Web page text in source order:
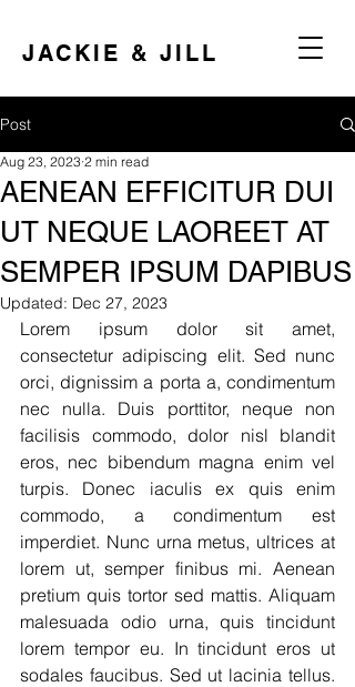
JACKIE & JILL
Post
AENEAN EFFICITUR DUI
UT NEQUE LAOREET AT
SEMPER IPSUM DAPIBUS
Aug 23, 2023 2 min read
Updated: Dec 27, 2023
Lorem ipsum dolor sit amet,
consectetur adipiscing elit. Sed nunc
orci, dignissim a porta a, condimentum
nec nulla. Duis porttitor, neque non
facilisis commodo, dolor nisl blandit
eros, nec bibendum magna enim vel
turpis. Donec iaculis ex quis enim
commodo, a condimentum est
imperdiet. Nunc urna metus, ultrices at
lorem ut, semper finibus mi. Aenean
pretium quis tortor sed mattis. Aliquam
malesuada odio urna, quis tincidunt
lorem tempor eu. In tincidunt eros ut
sodales faucibus. Sed ut lacinia tellus.